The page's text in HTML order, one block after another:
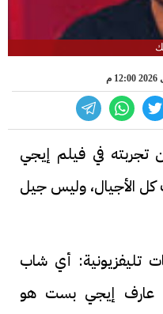
تجربته في فيلم إيجي
الأجيال، وليس جيل
تليفزيونية: أي شاب
عارف إيجي بست هو